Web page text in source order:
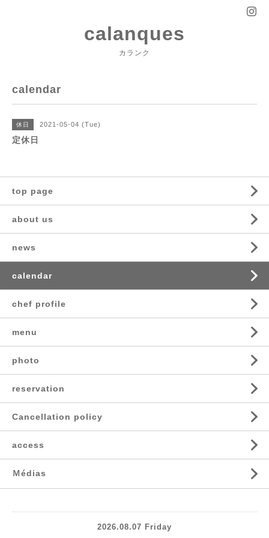
calanques
カランク
calendar
休日 2021-05-04 (Tue)
定休日
top page
about us
news
calendar
chef profile
menu
photo
reservation
Cancellation policy
access
Ｍédias
2026.08.07 Friday